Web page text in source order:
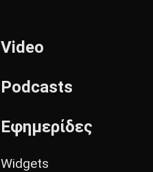
Video
Podcasts
Εφημερίδες
Widgets